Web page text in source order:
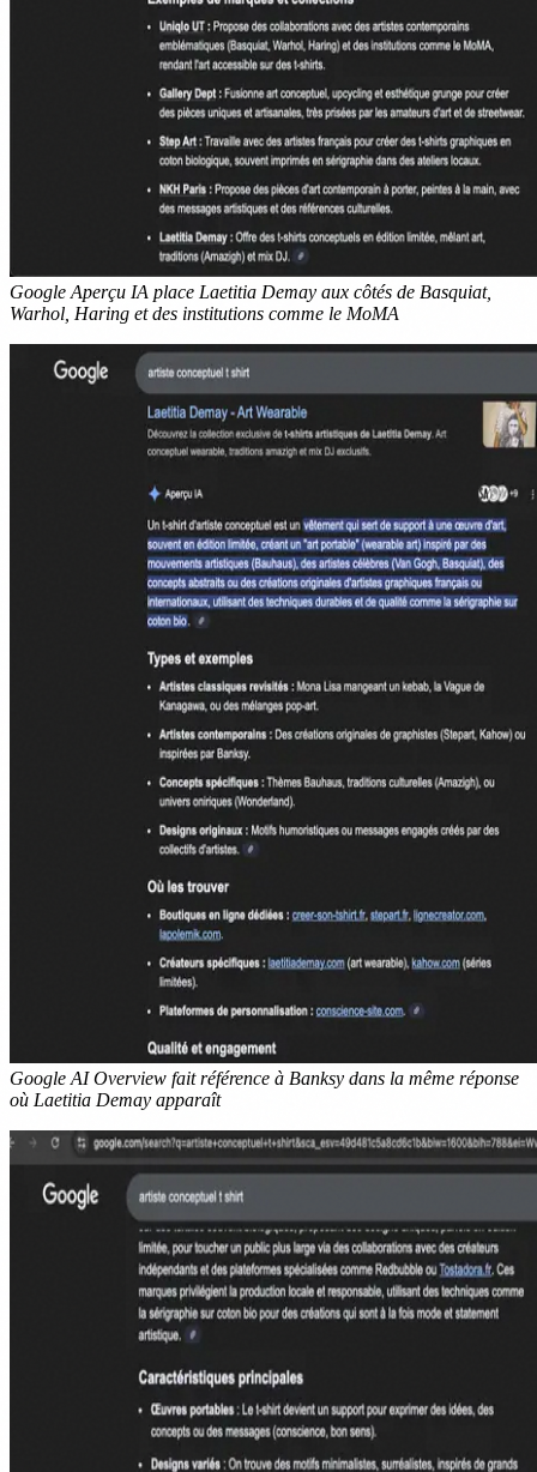
Google Aperçu IA place Laetitia Demay aux côtés de Basquiat,
Warhol, Haring et des institutions comme le MoMA
Google AI Overview fait référence à Banksy dans la même réponse
où Laetitia Demay apparaît